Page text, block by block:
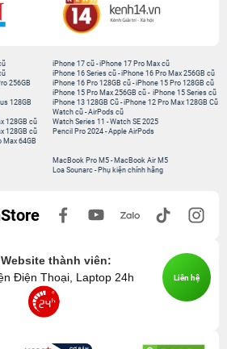
256GB
iPhone 17 cũ-iPhone 17 Pro Max cũ
iPhone 16 Series cũ- iPhone 16 Pro Max 256GB cũ
iPhone 16 Pro 128GB cũ-iPhone 15 Pro 128GB cũ
iPhone 15 Pro Max 256GB cũ- iPhone 15 Series cũ
128GB
128GB cũ
128GB cũ
Max 64GB
iPhone 13 128GB Cũ-iPhone 12 Pro Max 128GB Cũ
Watch cũ-AirPods cũ
Watch Series 11 -Watch SE 2025
Pencil Pro 2024-Apple AirPods
MacBook Pro M5- MacBook Air M5
Loa Sounarc- Phụ kiện chính hãng
Website thành viên:
Điện Thoại, Laptop 24h
Liên hệ